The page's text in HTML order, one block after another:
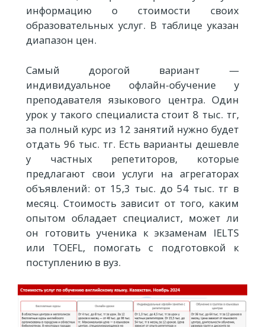
информацию о стоимости своих
образовательных услуг. В таблице указан
диапазон цен.
Самый дорогой вариант —
индивидуальное офлайн-обучение у
преподавателя языкового центра. Один
урок у такого специалиста стоит 8 тыс. тг,
за полный курс из 12 занятий нужно будет
отдать 96 тыс. тг. Есть варианты дешевле
у частных репетиторов, которые
предлагают свои услуги на агрегаторах
объявлений: от 15,3 тыс. до 54 тыс. тг в
месяц. Стоимость зависит от того, каким
опытом обладает специалист, может ли
он готовить ученика к экзаменам IELTS
или TOEFL, помогать с подготовкой к
поступлению в вуз.